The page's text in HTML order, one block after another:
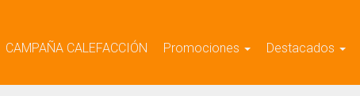
CAMPAÑA CALEFACCIÓN Promociones Destacados